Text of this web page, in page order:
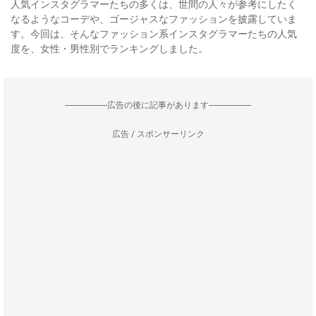
人気インスタグラマーたちの多くは、世間の人々が参考にしたく
なるようなコーデや、ゴージャスなファッションを披露していま
す。今回は、そんなファッション系インスタグラマーたちの人気
度を、女性・男性別でランキングしました。
--------------------広告の後に記事があります--------------------
広告 / スポンサーリンク